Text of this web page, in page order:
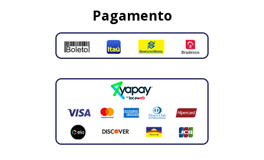
Pagamento